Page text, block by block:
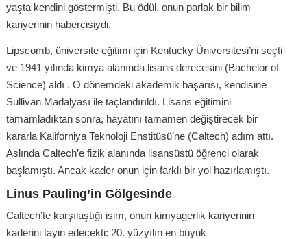
yaşta kendini göstermişti. Bu ödül, onun parlak bir bilim
kariyerinin habercisiydi.
Lipscomb, üniversite eğitimi için Kentucky Üniversitesi’ni seçti
ve 1941 yılında kimya alanında lisans derecesini (Bachelor of
Science) aldı . O dönemdeki akademik başarısı, kendisine
Sullivan Madalyası ile taçlandırıldı. Lisans eğitimini
tamamladıktan sonra, hayatını tamamen değiştirecek bir
kararla Kaliforniya Teknoloji Enstitüsü’ne (Caltech) adım attı.
Aslında Caltech’e fizik alanında lisansüstü öğrenci olarak
başlamıştı. Ancak kader onun için farklı bir yol hazırlamıştı.
Linus Pauling’in Gölgesinde
Caltech’te karşılaştığı isim, onun kimyagerlik kariyerinin
kaderini tayin edecekti: 20. yüzyılın en büyük